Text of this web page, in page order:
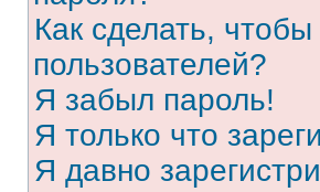
Как сделать,
пользователей?
Я забыл пароль!
Я только что
Я давно